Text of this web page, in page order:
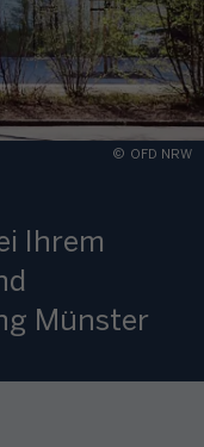
© OFD NRW
Ihrem
Münster